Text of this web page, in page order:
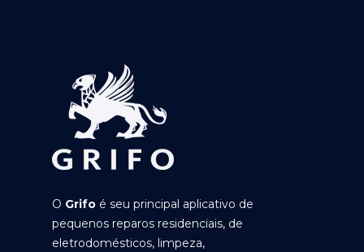
O Grifo é seu principal aplicativo de
pequenos reparos residenciais, de
eletrodomésticos, limpeza,